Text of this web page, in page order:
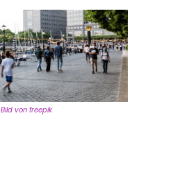
Bild von freepik